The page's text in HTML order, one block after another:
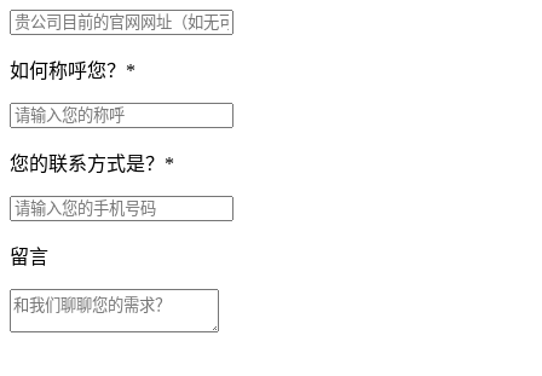
如何称呼您？ *
您的联系方式是？ *
留言